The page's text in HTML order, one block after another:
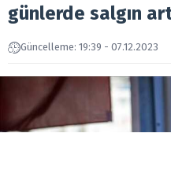
günlerde salgın
Güncelleme: 19:39 - 07.12.2023